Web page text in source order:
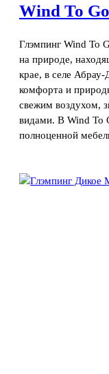
Wind To
Глэмпинг Wind To
на природе,
крае, в селе
комфорта и
свежим воздухом,
видами. В Wind To
полноценной